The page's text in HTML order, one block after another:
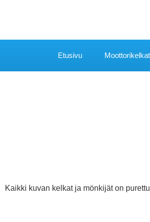
Etusivu Moottorikelkat
Kaikki kuvan kelkat ja mönkijät on